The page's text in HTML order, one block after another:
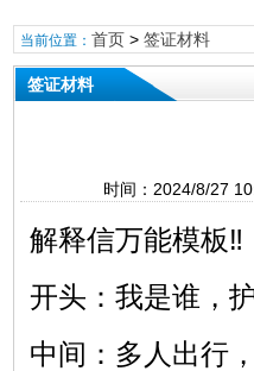
当前位置： 首页> 签证材料
签证材料
时间：2024/8/27
解释信万能模板‼
开头：我是谁，
中间：多人出行